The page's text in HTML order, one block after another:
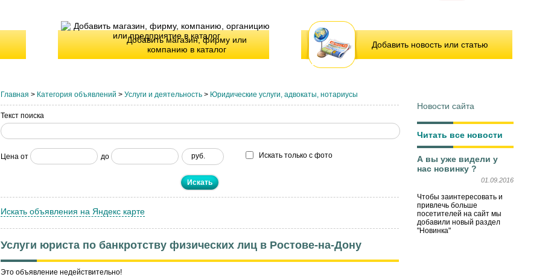
Добавить магазин, фирму или
компанию в каталог
Добавить новость или статью
Главная > Категория объявлений > Услуги и деятельность > Юридические услуги, адвокаты, нотариусы
Текст поиска
Цена от до руб. Искать только с фото
Искать объявления на Яндекс карте
Услуги юриста по банкротству физических лиц в Ростове-на-Дону
Это объявление недействительно!
Новости сайта
Читать все новости
А вы уже видели у
нас новинку ?
01.09.2016
Чтобы заинтересовать и
привлечь больше
посетителей на сайт мы
добавили новый раздел
"Новинка"